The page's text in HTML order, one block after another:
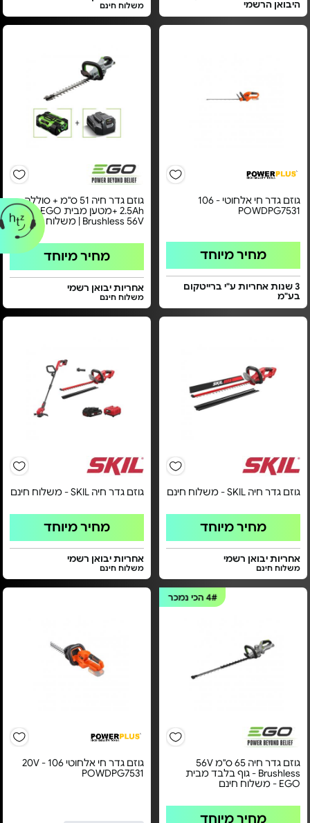
היבואן הרשמי
משלוח חינם
גוזם גדר חי אלחוטי - 106
POWDPG7531
מחיר מיוחד
3 שנות אחריות ע"י ברייטקום
בע"מ
גוזם גדר חיה 51 ס"מ + סוללה
2.5Ah +מטען מבית EGO - דגם
Brushless 56V | משלוח חינם
מחיר מיוחד
אחריות יבואן רשמי
משלוח חינם
גוזם גדר חיה SKIL - משלוח חינם
מחיר מיוחד
אחריות יבואן רשמי
משלוח חינם
גוזם גדר חיה SKIL - משלוח חינם
מחיר מיוחד
אחריות יבואן רשמי
משלוח חינם
4#הכי נמכר
גוזם גדר חיה 65 ס"מ 56V
Brushless - גוף בלבד מבית
EGO - משלוח חינם
מחיר מיוחד
גוזם גדר חי אלחוטי 20V - 106
POWDPG7531